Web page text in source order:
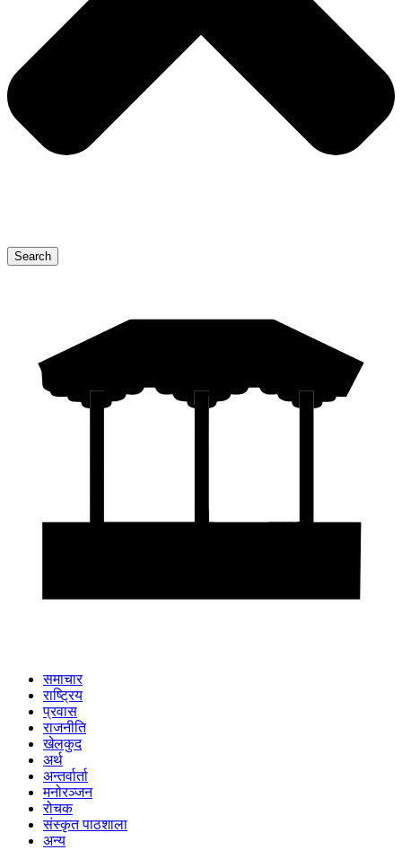
Search
समाचार
राष्ट्रिय
प्रवास
राजनीति
खेलकुद
अर्थ
अन्तर्वार्ता
मनोरञ्जन
रोचक
संस्कृत पाठशाला
अन्य